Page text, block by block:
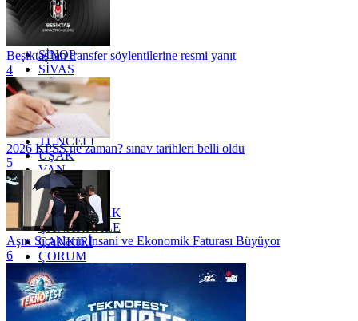
RİZE
SAKARYA
SİNOP
SİVAS
SİİRT
TEKİRDAĞ
TOKAT
TRABZON
TUNCELİ
UŞAK
VAN
YALOVA
YOZGAT
ZONGULDAK
ÇANAKKALE
ÇANKIRI
ÇORUM
İSTANBUL
İZMİR
ŞANLIURFA
ŞIRNAK
Beşiktaş'tan transfer söylentilerine resmi yanıt
4
2026 KPSS ne zaman? sınav tarihleri belli oldu
5
Aşırı Sıcakların İnsani ve Ekonomik Faturası Büyüyor
6